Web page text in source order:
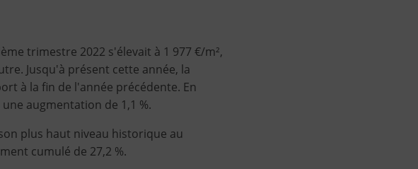
trimestre 2022 s'élevait à 1 977 €/m²,
Jusqu'à présent cette année, la
à la fin de l'année précédente. En
augmentation de 1,1 %.
plus haut niveau historique au
cumulé de 27,2 %.